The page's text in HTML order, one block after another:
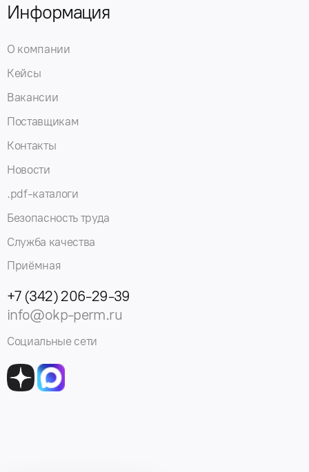
Информация
О компании
Кейсы
Вакансии
Поставщикам
Контакты
Новости
.pdf-каталоги
Безопасность труда
Служба качества
Приёмная
+7 (342) 206-29-39
info@okp-perm.ru
Социальные сети